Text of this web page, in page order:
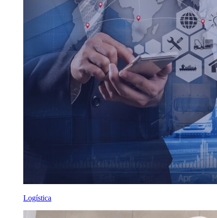
Logística